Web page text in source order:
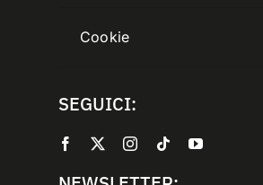
Cookie
SEGUICI: